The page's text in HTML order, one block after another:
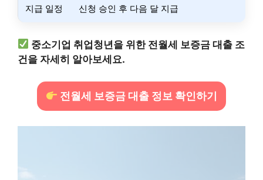
지급 일정 신청 승인 후 다음 달 지급
중소기업 취업청년을 위한 전월세 보증금 대출 조
건을 자세히 알아보세요.
전월세 보증금 대출 정보 확인하기